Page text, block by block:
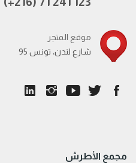
موقع المتجر
95 شارع لندن، تونس
مجمع الأطرش